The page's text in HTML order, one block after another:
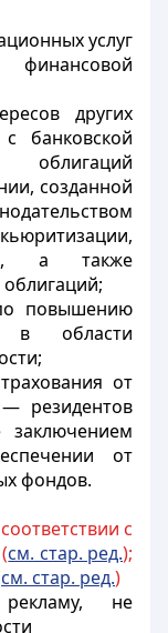
услуг
других
банковской
облигаций
созданной
а также
повышению
в области
от
резидентов
заключением
от
фондов.
с
см. стар. ред.);
см. стар. ред.)
не